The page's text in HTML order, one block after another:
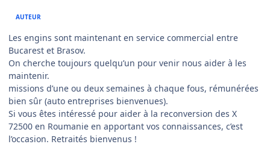
AUTEUR
Les engins sont maintenant en service commercial entre
Bucarest et Brasov.
On cherche toujours quelqu’un pour venir nous aider à les
maintenir.
missions d’une ou deux semaines à chaque fous, rémunérées
bien sûr (auto entreprises bienvenues).
Si vous êtes intéressé pour aider à la reconversion des X
72500 en Roumanie en apportant vos connaissances, c’est
l’occasion. Retraités bienvenus !